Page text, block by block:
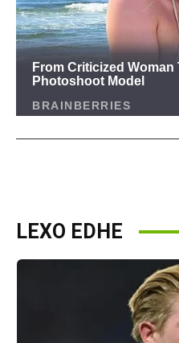
LEXO EDHE